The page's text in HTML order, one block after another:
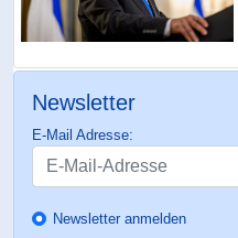
Newsletter
E-Mail Adresse:
Newsletter anmelden